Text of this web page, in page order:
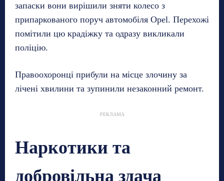
запаски вони вирішили зняти колесо з
припаркованого поруч автомобіля Opel. Перехожі
помітили цю крадіжку та одразу викликали
поліцію.
Правоохоронці прибули на місце злочину за
лічені хвилини та зупинили незаконний ремонт.
РЕКЛАМА
Наркотики та
добровільна здача